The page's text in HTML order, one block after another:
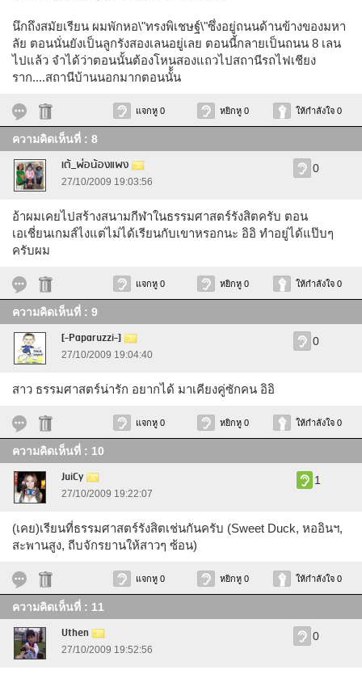
นึกถึงสมัยเรียน ผมพักหอ\"ทรงพิเชษฐ์\"ซึ่งอยู่ถนนด้านข้างของมหา
ลัย ตอนนั่นยังเป็นลูกรังสองเลนอยู่เลย ตอนนี้กลายเป็นถนน 8 เลน
ไปแล้ว จำได้ว่าตอนนั้นต้องโหนสองแถวไปสถานีรถไฟเชียง
ราก....สถานีบ้านนอกมากตอนนั้้น
แจกหู 0 หยิกหู 0 ให้กำลังใจ 0
ความคิดเห็นที่ : 8
เต้_พ่อน้องแพง
27/10/2009 19:03:56
0
อ้าผมเคยไปสร้างสนามกีฬาในธรรมศาสตร์รังสิตครับ ตอน
เอเชี่ยนเกมส์ไงแต่ไม่ได้เรียนกับเขาหรอกนะ อิอิ ทำอยู่ได้แป๊บๆ
ครับผม
แจกหู 0 หยิกหู 0 ให้กำลังใจ 0
ความคิดเห็นที่ : 9
[-Paparuzzi-]
27/10/2009 19:04:40
0
สาว ธรรมศาสตร์น่ารัก อยากได้ มาเคียงคู่ซักคน อิอิ
แจกหู 0 หยิกหู 0 ให้กำลังใจ 0
ความคิดเห็นที่ : 10
JuiCy
27/10/2009 19:22:07
1
(เคย)เรียนที่ธรรมศาสตร์รังสิตเช่นกันครับ (Sweet Duck, หออินฯ,
สะพานสูง, ถีบจักรยานให้สาวๆ ซ้อน)
แจกหู 0 หยิกหู 0 ให้กำลังใจ 0
ความคิดเห็นที่ : 11
Uthen
27/10/2009 19:52:56
0